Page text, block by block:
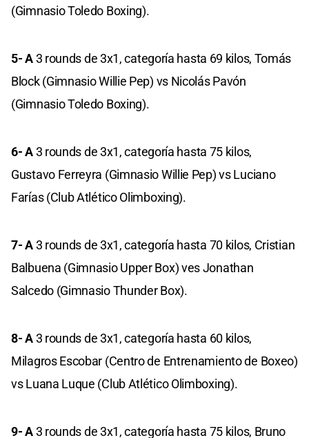
(Gimnasio Toledo Boxing).
5- A3 rounds de 3x1, categoría hasta 69 kilos, Tomás
Block (Gimnasio Willie Pep) vs Nicolás Pavón
(Gimnasio Toledo Boxing).
6- A3 rounds de 3x1, categoría hasta 75 kilos,
Gustavo Ferreyra (Gimnasio Willie Pep) vs Luciano
Farías (Club Atlético Olimboxing).
7- A3 rounds de 3x1, categoría hasta 70 kilos, Cristian
Balbuena (Gimnasio Upper Box) ves Jonathan
Salcedo (Gimnasio Thunder Box).
8- A3 rounds de 3x1, categoría hasta 60 kilos,
Milagros Escobar (Centro de Entrenamiento de Boxeo)
vs Luana Luque (Club Atlético Olimboxing).
9- A3 rounds de 3x1, categoría hasta 75 kilos, Bruno